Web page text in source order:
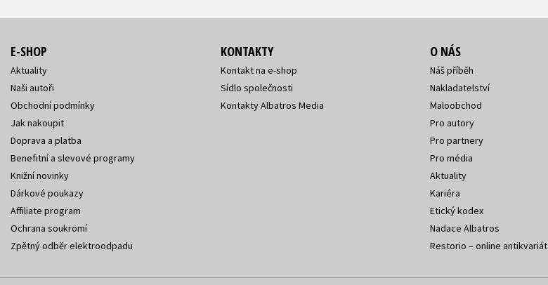
E-SHOP
Aktuality
Naši autoři
Obchodní podmínky
Jak nakoupit
Doprava a platba
Benefitní a slevové programy
Knižní novinky
Dárkové poukazy
Affiliate program
Ochrana soukromí
Zpětný odběr elektroodpadu
KONTAKTY
Kontakt na e-shop
Sídlo společnosti
Kontakty Albatros Media
O NÁS
Náš příběh
Nakladatelství
Maloobchod
Pro autory
Pro partnery
Pro média
Aktuality
Kariéra
Etický kodex
Nadace Albatros
Restorio – online antikvariát